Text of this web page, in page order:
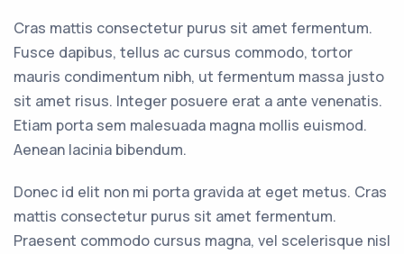
Cras mattis consectetur purus sit amet fermentum.
Fusce dapibus, tellus ac cursus commodo, tortor
mauris condimentum nibh, ut fermentum massa justo
sit amet risus. Integer posuere erat a ante venenatis.
Etiam porta sem malesuada magna mollis euismod.
Aenean lacinia bibendum.
Donec id elit non mi porta gravida at eget metus. Cras
mattis consectetur purus sit amet fermentum.
Praesent commodo cursus magna, vel scelerisque nisl